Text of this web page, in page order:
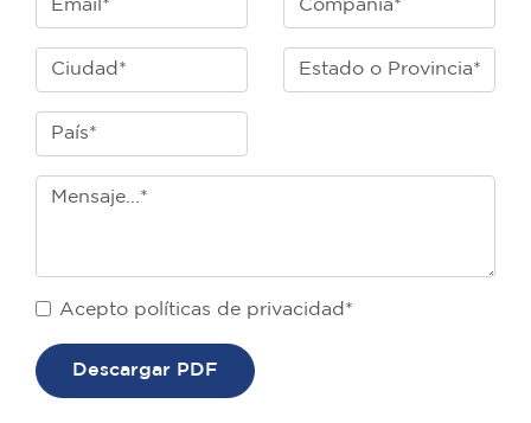
Acepto políticas de privacidad*
Descargar PDF